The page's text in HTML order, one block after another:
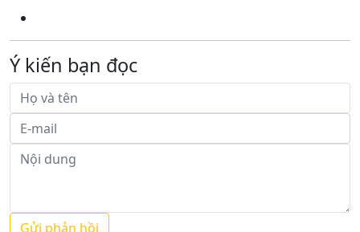
Ý kiến bạn đọc